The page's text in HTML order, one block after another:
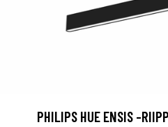
PHILIPS HUE ENSIS -